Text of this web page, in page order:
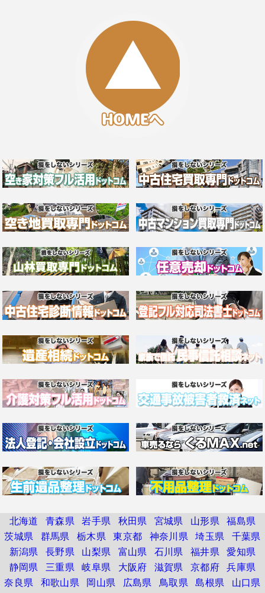
北海道 青森県 岩手県 秋田県 宮城県 山形県 福島県
茨城県 群馬県 栃木県 東京都 神奈川県 埼玉県 千葉県
新潟県 長野県 山梨県 富山県 石川県 福井県 愛知県
静岡県 三重県 岐阜県 大阪府 滋賀県 京都府 兵庫県
奈良県 和歌山県 岡山県 広島県 鳥取県 島根県
山口県